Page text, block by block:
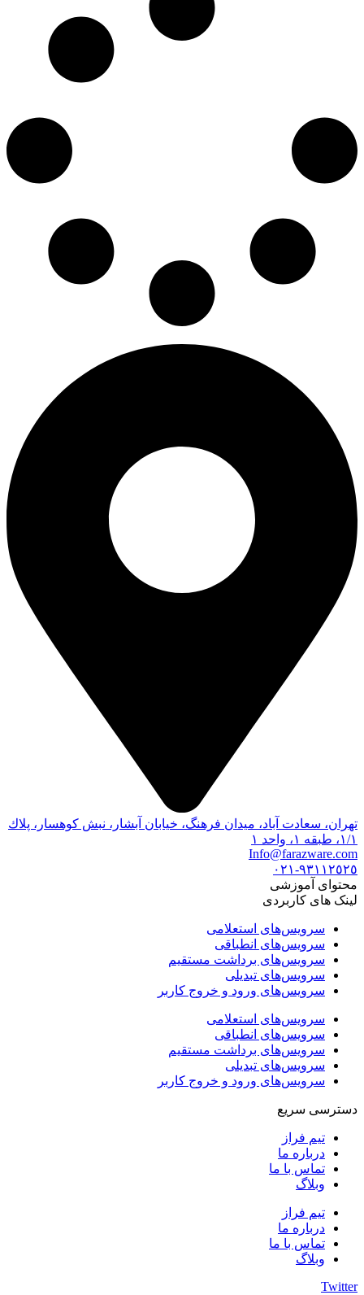
تهران، سعادت آباد، ميدان فرهنگ، خيابان آبشار، نبش كوهسار، پلاك
١/١، طبقه ١، واحد ١
Info@farazware.com
٩٣١١٢٥٢٥-٠٢١
محتوای آموزشی
لینک های کاربردی
سرویس‌های استعلامی
سرویس‌های انطباقی
سرویس‌های برداشت مستقیم
سرویس‌های تبدیلی
سرویس‌های ورود و خروج کاربر
سرویس‌های استعلامی
سرویس‌های انطباقی
سرویس‌های برداشت مستقیم
سرویس‌های تبدیلی
سرویس‌های ورود و خروج کاربر
دسترسی سریع
تیم فراز
درباره ما
تماس با ما
وبلاگ
تیم فراز
درباره ما
تماس با ما
وبلاگ
Twitter